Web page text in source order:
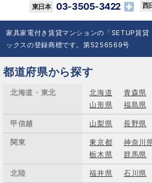
03-3505-3422
家具家電付き賃貸マンションの「SETUP賃
ックスの登録商標です。第5256569号
都道府県から探す
北海道・東北 北海道 青森県
山形県
福島県
甲信越 山梨県 長野県
関東 東京都 神奈川
栃木県
群馬県
北陸 福井県 石川県